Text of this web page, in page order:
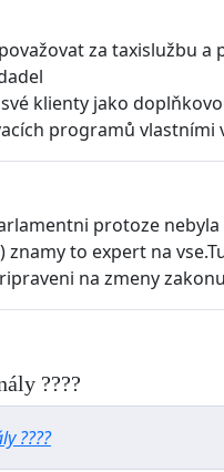
za taxislužbu a
klienty jako
programů
protoze
to expert na
na zmeny
????
????